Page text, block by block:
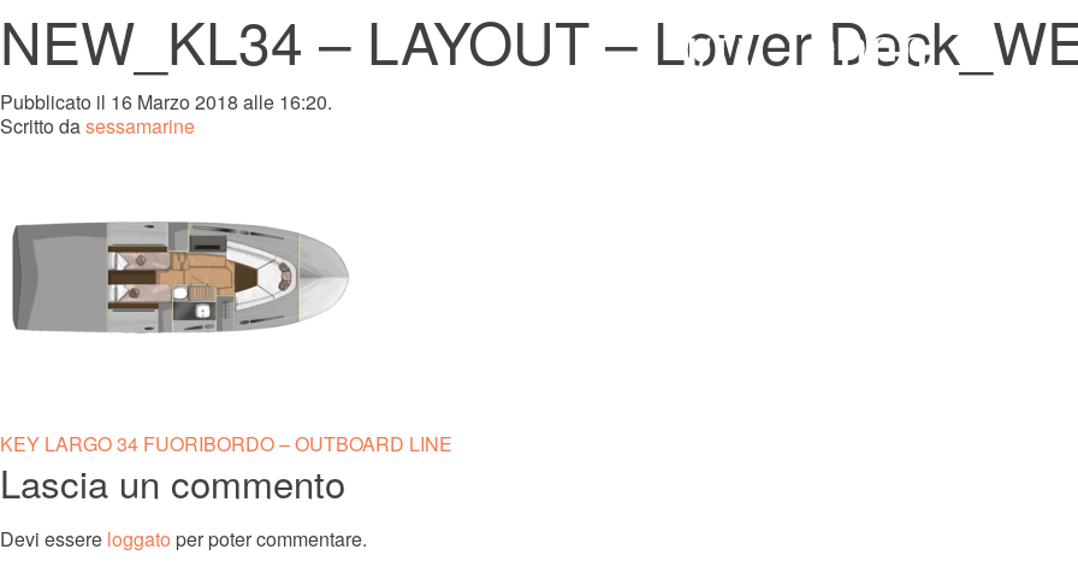
NEW_KL34 – LAYOUT – Lower
Pubblicato il 16 Marzo 2018 alle 16:20.
Scritto dasessamarine
Navigazione
articoli
KEY LARGO 34 FUORIBORDO – OUTBOARD LINE
Lascia un commento
Devi essere loggato per poter commentare.